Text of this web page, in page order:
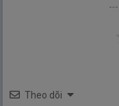
Theo dõi